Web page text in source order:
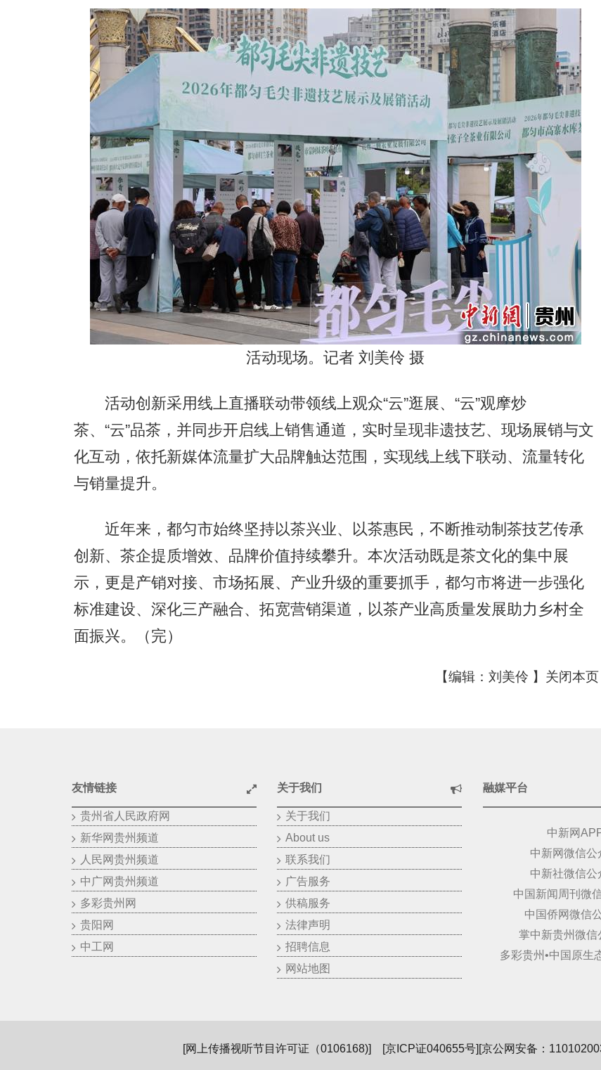
活动现场。记者 刘美伶 摄
活动创新采用线上直播联动带领线上观众“云”逛展、“云”观摩炒
茶、“云”品茶，并同步开启线上销售通道，实时呈现非遗技艺、现场展销与文
化互动，依托新媒体流量扩大品牌触达范围，实现线上线下联动、流量转化
与销量提升。
近年来，都匀市始终坚持以茶兴业、以茶惠民，不断推动制茶技艺传承
创新、茶企提质增效、品牌价值持续攀升。本次活动既是茶文化的集中展
示，更是产销对接、市场拓展、产业升级的重要抓手，都匀市将进一步强化
标准建设、深化三产融合、拓宽营销渠道，以茶产业高质量发展助力乡村全
面振兴。（完）
【编辑：刘美伶 】 关闭本页
友情链接
贵州省人民政府网
新华网贵州频道
人民网贵州频道
中广网贵州频道
多彩贵州网
贵阳网
中工网
关于我们
关于我们
About us
联系我们
广告服务
供稿服务
法律声明
招聘信息
网站地图
融媒平台
中新网
中新网微信公
中新社微信公
中国新闻周刊微
中国侨网微信
掌中新贵州微信
多彩贵州•中国原生
[网上传播视听节目许可证（0106168)] [京ICP证040655号][京公网安备：